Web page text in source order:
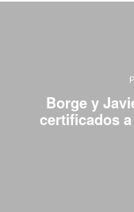
Borge y
certificados